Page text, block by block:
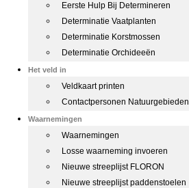
Eerste Hulp Bij Determineren
Determinatie Vaatplanten
Determinatie Korstmossen
Determinatie Orchideeën
Het veld in
Veldkaart printen
Contactpersonen Natuurgebieden
Waarnemingen
Waarnemingen
Losse waarneming invoeren
Nieuwe streeplijst FLORON
Nieuwe streeplijst paddenstoelen